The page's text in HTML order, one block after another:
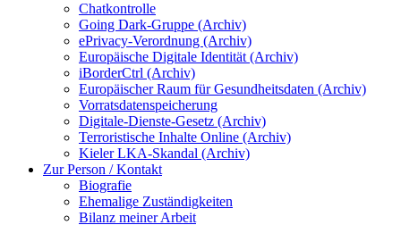
Chatkontrolle
Going Dark-Gruppe (Archiv)
ePrivacy-Verordnung (Archiv)
Europäische Digitale Identität (Archiv)
iBorderCtrl (Archiv)
Europäischer Raum für Gesundheitsdaten (Archiv)
Vorratsdatenspeicherung
Digitale-Dienste-Gesetz (Archiv)
Terroristische Inhalte Online (Archiv)
Kieler LKA-Skandal (Archiv)
Zur Person / Kontakt
Biografie
Ehemalige Zuständigkeiten
Bilanz meiner Arbeit